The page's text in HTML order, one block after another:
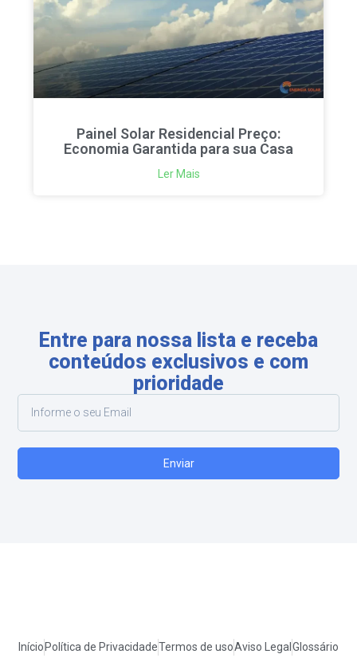
Painel Solar Residencial Preço:
Economia Garantida para sua Casa
Ler Mais
Entre para nossa lista e receba
conteúdos exclusivos e com
prioridade
Enviar
Início Política de PrivacidadeTermos de usoAviso Legal Glossário